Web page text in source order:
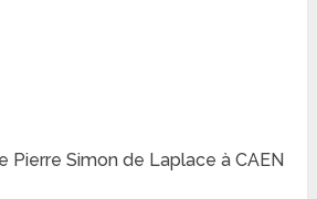
Pierre Simon de Laplace à CAEN